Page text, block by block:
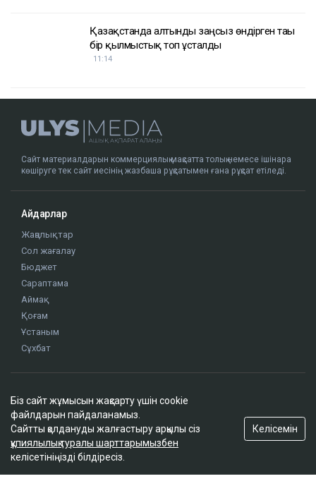
Қазақстанда алтынды заңсыз өндірген тағы
бір қылмыстық топ ұсталды
11:14
Сайт материалдарын коммерциялық мақсатта толық немесе ішінара
көшіруге тек сайт иесінің жазбаша рұқсатымен ғана рұқсат етіледі.
Айдарлар
Жаңалықтар
Сол жағалау
Бюджет
Сараптама
Аймақ
Қоғам
Ұстаным
Сұхбат
Жоба туралы
Сайт ережелері
Сайттағы жарнама
Байланыс
Редакциялық саясат
Біз сайт жұмысын жақсарту үшін cookie
файлдарын пайдаланамыз.
Сайтты қолдануды жалғастыру арқылы сіз
құпиялылық туралы шарттарымызбен
келісетініңізді білдіресіз.
Келісемін